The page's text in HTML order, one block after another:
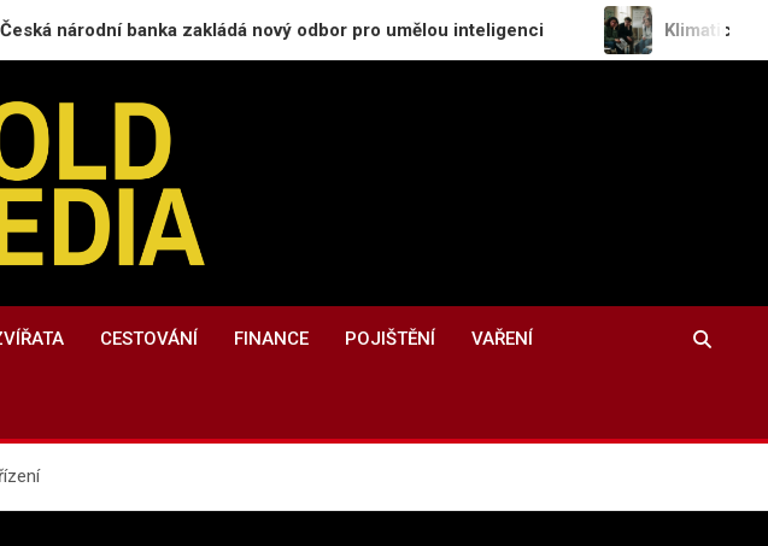
banka zakládá nový odbor pro umělou inteligenci Klimatická úzkost
CESTOVÁNÍ FINANCE POJIŠTĚNÍ VAŘENÍ